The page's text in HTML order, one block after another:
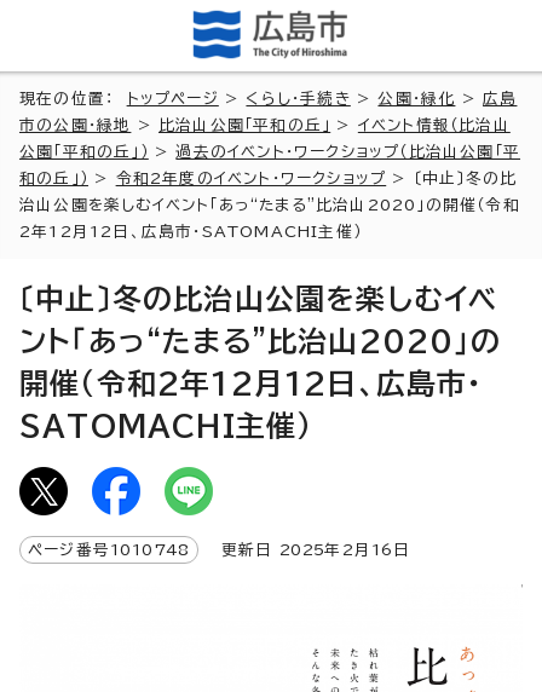
現在の位置： トップページ > くらし・手続き >公園・緑化 >広島
市の公園・緑地
> 比治山公園「平和の丘」 > イベント情報（比治山
公園「平和の丘」）
>過去のイベント・ワークショップ（比治山公園「平
和の丘」）
> 令和2年度のイベント・ワークショップ > 〔中止〕冬の比
治山公園を楽しむイベント「あっ“たまる”比治山2020」の開催（令和
2年12月12日、広島市・SATOMACHI主催）
〔中止〕冬の比治山公園を楽しむイベ
ント「あっ“たまる”比治山2020」の
開催（令和2年12月12日、広島市・
SATOMACHI主催）
ページ番号 1010748 更新日 2025年2月 16 日